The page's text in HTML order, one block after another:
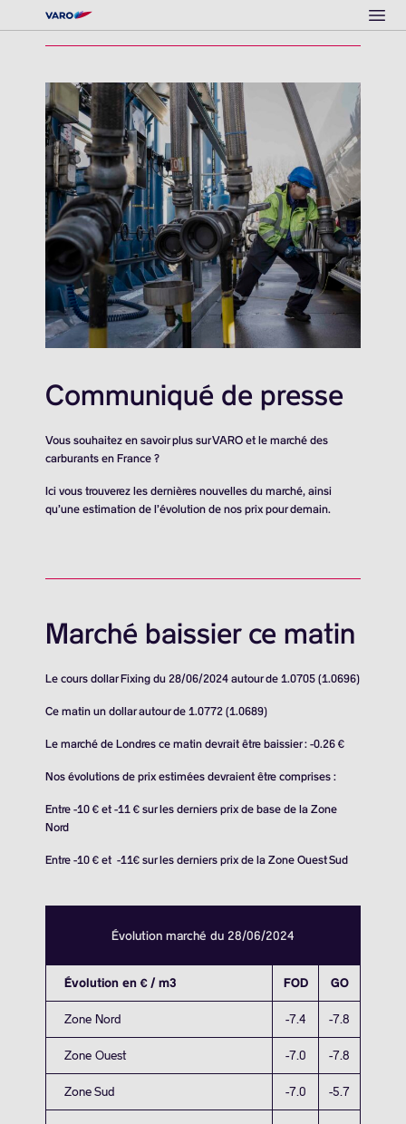
Communiqué de presse
Vous souhaitez en savoir plus sur VARO et le marché des
carburants en France ?
Ici vous trouverez les dernières nouvelles du marché, ainsi
qu’une estimation de l’évolution de nos prix pour demain.
Marché baissier ce matin
Le cours dollar Fixing du 28/06/2024 autour de 1.0705 (1.0696)
Ce matin un dollar autour de 1.0772 (1.0689)
Le marché de Londres ce matin devrait être baissier : -0.26 €
Nos évolutions de prix estimées devraient être comprises :
Entre -10 € et -11 € sur les derniers prix de base de la Zone
Nord
Entre -10 € et -11€ sur les derniers prix de la Zone Ouest Sud
Évolution marché du 28/06/2024
Évolution en € / m3 FOD GO
Zone Nord -7.4 -7.8
Zone Ouest -7.0 -7.8
Zone Sud -7.0 -5.7